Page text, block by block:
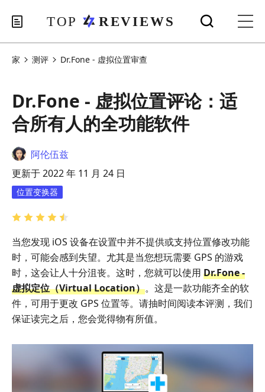
家 测评 Dr.Fone - 虚拟位置审查
Dr.Fone - 虚拟位置评论：适
合所有人的全功能软件
阿伦伍兹
更新于 2022 年 11 月 24 日
位置变换器
当您发现 iOS 设备在设置中并不提供或支持位置修改功能
时，可能会感到失望。尤其是当您想玩需要 GPS 的游戏
时，这会让人十分沮丧。这时，您就可以使用 Dr.Fone -
虚拟定位（Virtual Location）。这是一款功能齐全的软
件，可用于更改 GPS 位置等。请抽时间阅读本评测，我们
保证读完之后，您会觉得物有所值。